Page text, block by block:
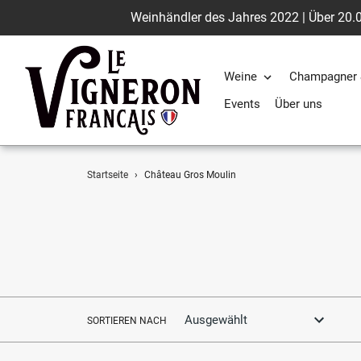
Weinhändler des Jahres 2022 | Über
Weine Champagner
Events
Über uns
Startseite › Château Gros Moulin
SORTIEREN NACH